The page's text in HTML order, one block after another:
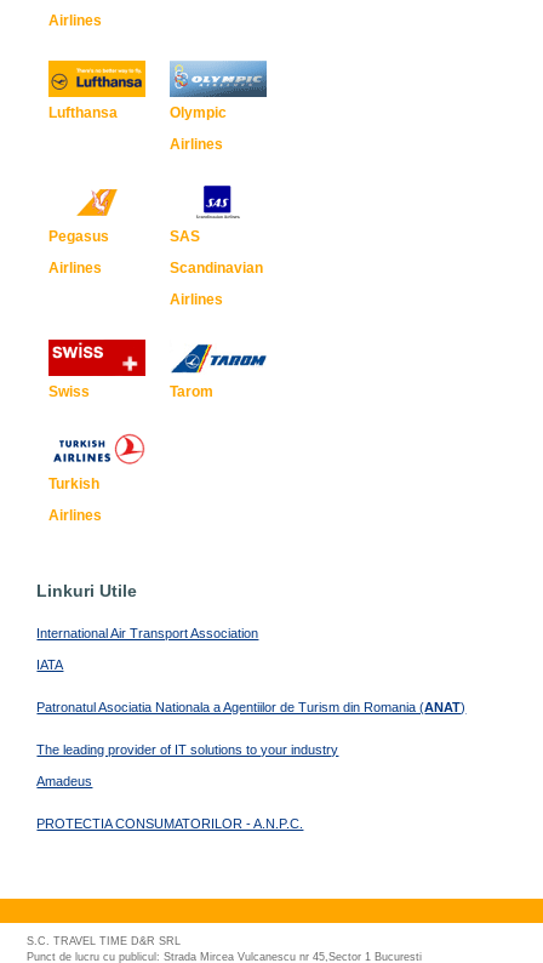
Airlines
Lufthansa
Olympic
Airlines
Pegasus
Airlines
SAS
Scandinavian
Airlines
Swiss Tarom
Turkish
Airlines
Linkuri Utile
International Air Transport Association
IATA
Patronatul Asociatia Nationala a Agentiilor de Turism din Romania (ANAT)
The leading provider of IT solutions to your industry
Amadeus
PROTECTIA CONSUMATORILOR - A.N.P.C.
S.C. TRAVEL TIME D&R SRL
Punct de lucru cu publicul: Strada Mircea Vulcanescu nr 45,Sector 1 Bucuresti